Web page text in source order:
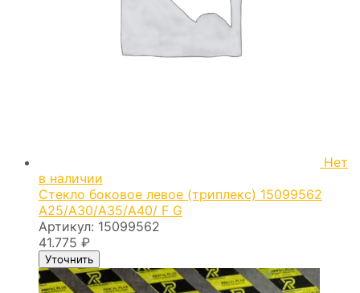
Нет
в наличии
Cтекло боковое левое (триплекс) 15099562
A25/A30/A35/A40/ F G
Артикул: 15099562
41.775 ₽
Уточнить